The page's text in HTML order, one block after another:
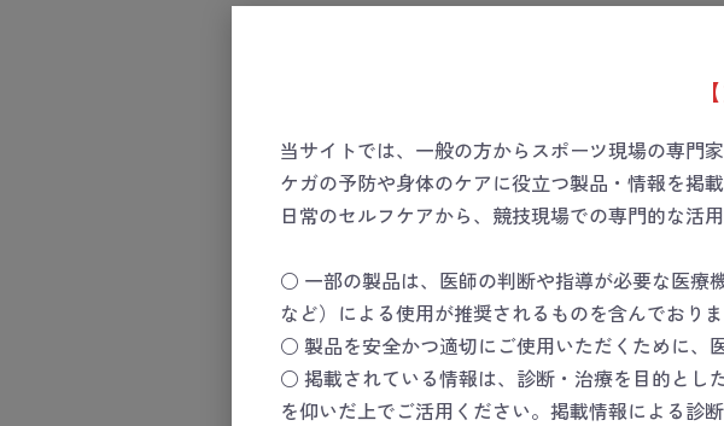
当サイトでは、一般の方からスポーツ現場の専門
ケガの予防や身体のケアに役立つ製品・情報を掲載
日常のセルフケアから、競技現場での専門的な活
○ 一部の製品は、医師の判断や指導が必要な医療
など）による使用が推奨されるものを含んでおりま
○ 製品を安全かつ適切にご使用いただくために、
○ 掲載されている情報は、診断・治療を目的とし
を仰いだ上でご活用ください。掲載情報による診
また、休業日は翌営業日以降の対応となりますので
所属（法人／チーム／団体名）
お名前
お名前(カナ)